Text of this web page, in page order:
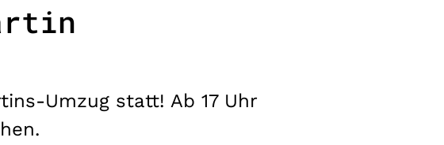
Umzug statt! Ab 17 Uhr